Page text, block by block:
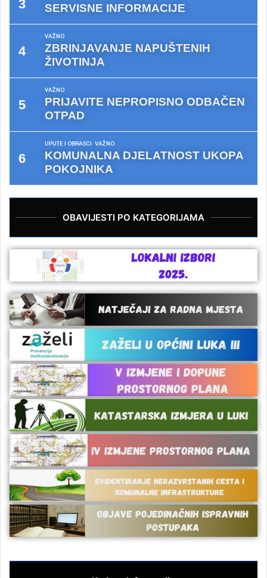
SERVISNE INFORMACIJE
VAŽNO
ZBRINJAVANJE NAPUŠTENIH
ŽIVOTINJA
VAŽNO
PRIJAVITE NEPROPISNO ODBAČEN
OTPAD
UPUTE I OBRASCI VAŽNO
KOMUNALNA DJELATNOST UKOPA
POKOJNIKA
OBAVIJESTI PO KATEGORIJAMA